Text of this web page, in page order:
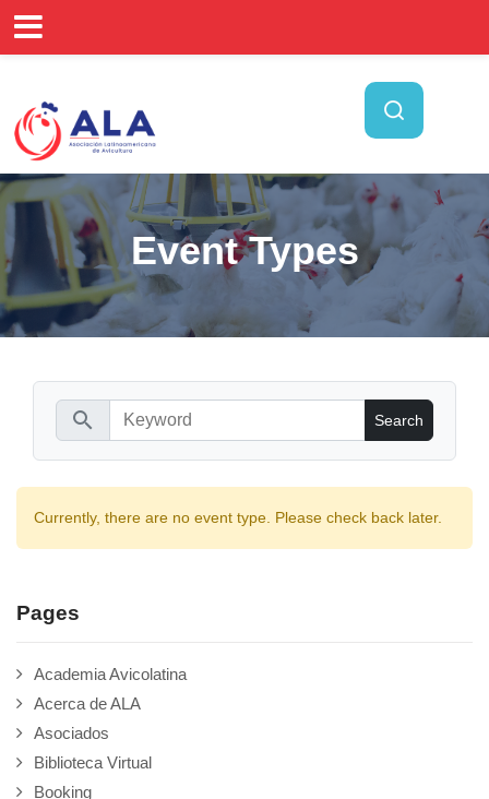
Event Types
search
Currently, there are no event type. Please check back later.
Pages
Academia Avicolatina
Acerca de ALA
Asociados
Biblioteca Virtual
Booking